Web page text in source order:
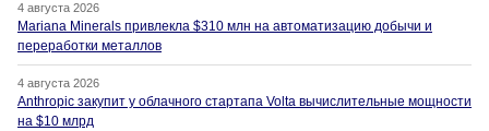
4 августа 2026
Mariana Minerals привлекла $310 млн на автоматизацию добычи и
переработки металлов
4 августа 2026
Anthropic закупит у облачного стартапа Volta вычислительные мощности
на $10 млрд